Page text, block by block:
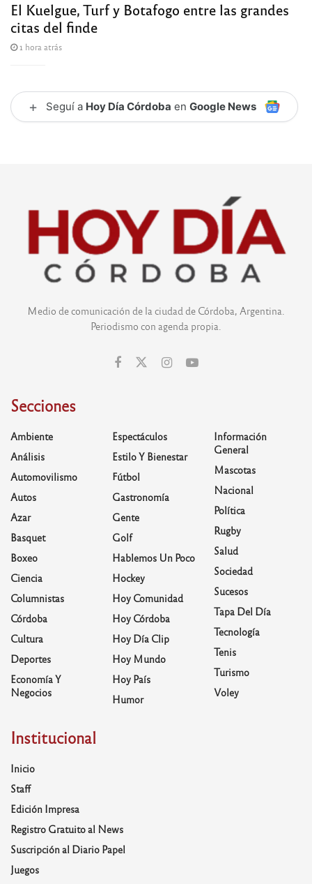
El Kuelgue, Turf y Botafogo entre las grandes
citas del finde
1 hora atrás
+ Seguí a Hoy Día Córdoba en Google News
Medio de comunicación de la ciudad de Córdoba, Argentina.
Periodismo con agenda propia.
Secciones
Ambiente
Análisis
Automovilismo
Autos
Azar
Basquet
Boxeo
Ciencia
Columnistas
Córdoba
Cultura
Deportes
Economía Y
Negocios
Espectáculos
Estilo Y Bienestar
Fútbol
Gastronomía
Gente
Golf
Hablemos Un Poco
Hockey
Hoy Comunidad
Hoy Córdoba
Hoy Día Clip
Hoy Mundo
Hoy País
Humor
Información
General
Mascotas
Nacional
Política
Rugby
Salud
Sociedad
Sucesos
Tapa Del Día
Tecnología
Tenis
Turismo
Voley
Institucional
Inicio
Staff
Edición Impresa
Registro Gratuito al News
Suscripción al Diario Papel
Juegos